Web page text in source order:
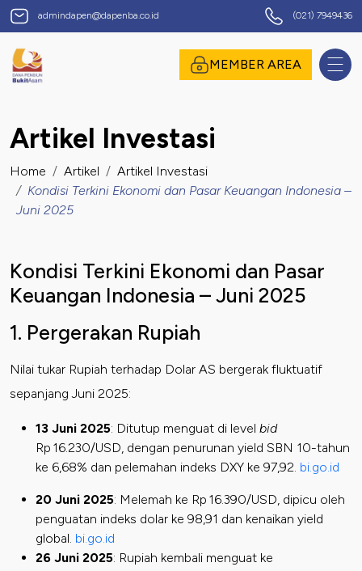
Dana Pensiun Bukit Asam
admindapen@dapenba.co.id (021) 7949436
MEMBER AREA
Induk Pegawai
Artikel Investasi
Home Artikel
Artikel Investasi
Kondisi Terkini Ekonomi dan Pasar Keuangan Indonesia –
Juni 2025
Kondisi Terkini Ekonomi dan Pasar
Keuangan Indonesia – Juni 2025
1. Pergerakan Rupiah
Nilai tukar Rupiah terhadap Dolar AS bergerak fluktuatif
sepanjang Juni 2025:
13 Juni 2025: Ditutup menguat di level bid
Rp 16.230/USD, dengan penurunan yield SBN 10-tahun
ke 6,68% dan pelemahan indeks DXY ke 97,92. bi.go.id
20 Juni 2025: Melemah ke Rp 16.390/USD, dipicu oleh
penguatan indeks dolar ke 98,91 dan kenaikan yield
global. bi.go.id
26 Juni 2025: Rupiah kembali menguat ke